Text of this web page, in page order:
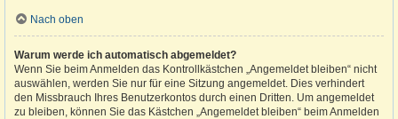
Nach oben
Warum werde ich automatisch abgemeldet?
Wenn Sie beim Anmelden das Kontrollkästchen „Angemeldet bleiben“ nicht
auswählen, werden Sie nur für eine Sitzung angemeldet. Dies verhindert
den Missbrauch Ihres Benutzerkontos durch einen Dritten. Um angemeldet
zu bleiben, können Sie das Kästchen „Angemeldet bleiben“ beim Anmelden